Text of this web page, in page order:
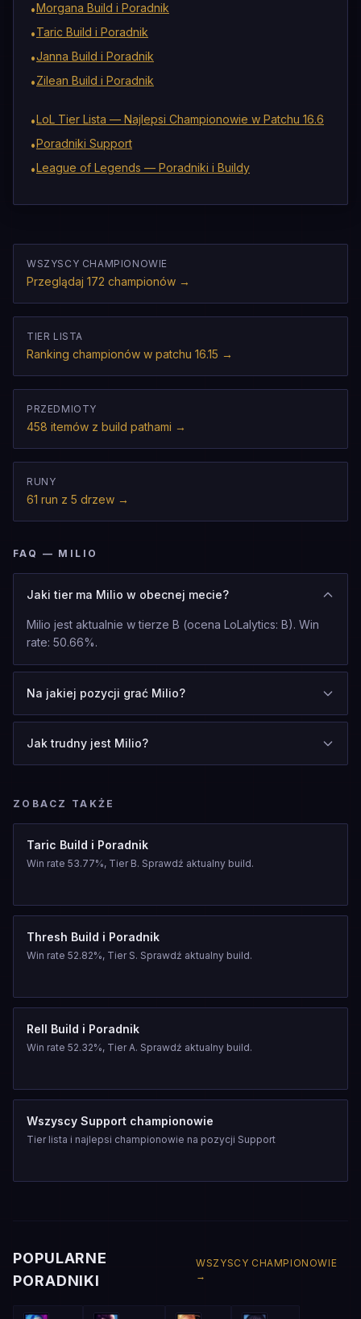
•Morgana Build i Poradnik
•Taric Build i Poradnik
•Janna Build i Poradnik
•Zilean Build i Poradnik
•LoL Tier Lista — Najlepsi Championowie w Patchu 16.6
•Poradniki Support
•League of Legends — Poradniki i Buildy
WSZYSCY CHAMPIONOWIE
Przeglądaj 172 championów →
TIER LISTA
Ranking championów w patchu 16.15 →
PRZEDMIOTY
458 itemów z build pathami →
RUNY
61 run z 5 drzew →
FAQ — MILIO
Jaki tier ma Milio w obecnej mecie?
Milio jest aktualnie w tierze B (ocena LoLalytics: B). Win
rate: 50.66%.
Na jakiej pozycji grać Milio?
Jak trudny jest Milio?
ZOBACZ TAKŻE
Taric Build i Poradnik
Win rate 53.77%, Tier B. Sprawdź aktualny build.
Thresh Build i Poradnik
Win rate 52.82%, Tier S. Sprawdź aktualny build.
Rell Build i Poradnik
Win rate 52.32%, Tier A. Sprawdź aktualny build.
Wszyscy Support championowie
Tier lista i najlepsi championowie na pozycji Support
POPULARNE
PORADNIKI
WSZYSCY CHAMPIONOWIE
→